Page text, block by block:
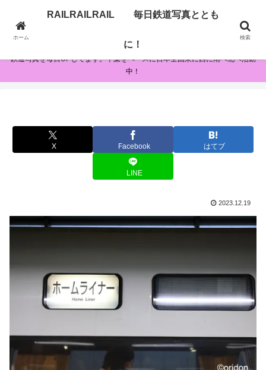
RAILRAILRAIL 毎日鉄道写真とともに！
鉄道写真を毎日UPしてます。千葉をベースに日本全国東に西に南へ北へ活動
中！
X Facebook はてブ
LINE
2023.12.19
ホーム
RAILRAILRAIL 毎日鉄道写真ととも
に！
検索